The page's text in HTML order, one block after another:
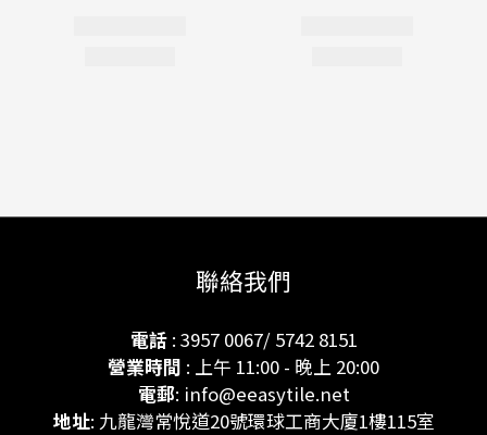
聯絡我們
電話: 3957 0067/ 5742 8151
營業時間 : 上午 11:00 - 晚上 20:00
電郵: info@eeasytile.net
地址: 九龍灣常悅道20號環球工商大廈1樓115室